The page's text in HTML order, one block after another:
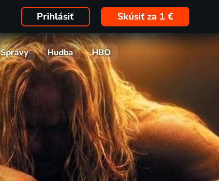
Prihlásiť Skúsiť za 1 €
Správy Hudba HBO